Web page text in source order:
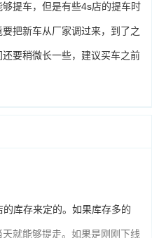
提车，但是有些4s店的提车时
把新车从厂家调过来，到了之
要稍微长一些，建议买车之前
库存来定的。如果库存多的
就能够提走。如果是刚刚下线